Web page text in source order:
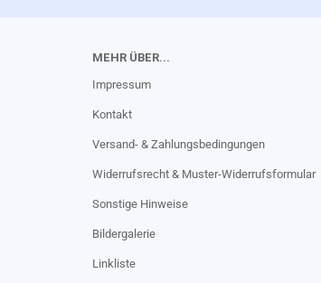
MEHR ÜBER...
Impressum
Kontakt
Versand- & Zahlungsbedingungen
Widerrufsrecht & Muster-Widerrufsformular
Sonstige Hinweise
Bildergalerie
Linkliste